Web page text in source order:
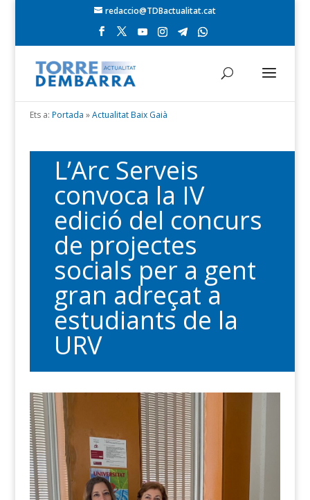
redaccio@TDBactualitat.cat
Ets a: Portada »Actualitat Baix Gaià
L’Arc Serveis
convoca la IV
edició del concurs
de projectes
socials per a gent
gran adreçat a
estudiants de la
URV